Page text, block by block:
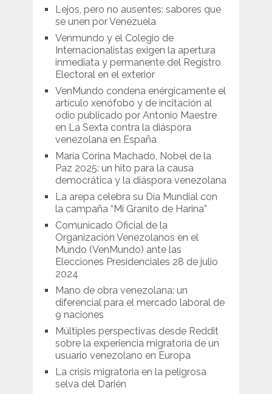
Lejos, pero no ausentes: sabores que
se unen por Venezuela
Venmundo y el Colegio de
Internacionalistas exigen la apertura
inmediata y permanente del Registro
Electoral en el exterior
VenMundo condena enérgicamente el
artículo xenófobo y de incitación al
odio publicado por Antonio Maestre
en La Sexta contra la diáspora
venezolana en España
María Corina Machado, Nobel de la
Paz 2025: un hito para la causa
democrática y la diáspora venezolana
La arepa celebra su Día Mundial con
la campaña “Mi Granito de Harina”
Comunicado Oficial de la
Organización Venezolanos en el
Mundo (VenMundo) ante las
Elecciones Presidenciales 28 de julio
2024
Mano de obra venezolana: un
diferencial para el mercado laboral de
9 naciones
Múltiples perspectivas desde Reddit
sobre la experiencia migratoria de un
usuario venezolano en Europa
La crisis migratoria en la peligrosa
selva del Darién